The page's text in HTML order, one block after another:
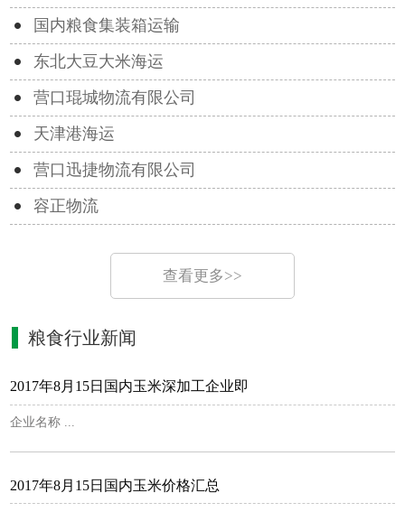
国内粮食集装箱运输
东北大豆大米海运
营口琨城物流有限公司
天津港海运
营口迅捷物流有限公司
容正物流
查看更多>>
粮食行业新闻
2017年8月15日国内玉米深加工企业即
企业名称 ...
2017年8月15日国内玉米价格汇总